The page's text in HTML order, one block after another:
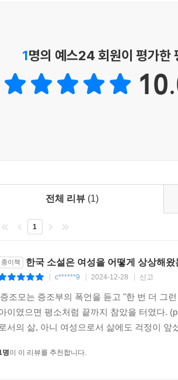
언급한 장남수, 석정남, 송효순의 수기는 모
나 이에 부적합하거나 미달되는 존재, 누락된
면 여기서 대체 새로운 시대란 무엇인가?
니스트와 페미니즘의 부상, 젠더 권력적 관
나 혹은 주변 인물이 갑자기 그런 질문을 하
만들어진 듯한’ 인물 배치는 이러한 심증을
「7장 90년대식(式) 연애, 90년대산(産) 사
은 자율성이 더 많이 허락된 남성적 주체의
와 싸워가는 가운데 이루어지는” 성장이어
걸출한 ‘장녀 성장 서사’의 탄생이다.
대 이후 여성들이 1980년대, 1990년대,
서는 박완서의 《도시의 흉년》을 통해
했는가 확인한다. 3장에서는 대중소설인 《
했는지 그 이중적 양상을 읽는다. 이렇듯
5장은 1980년대 소설을 다룬다. 4장은 이
과 여성 인권 향상의 흐름을 위협으로 받아
부터 벗어났는지 짚는다. 5장에서는 김향
을 살펴보고 이를 중산층 가정의 정치성 차원
의 시기였던 1990년대를 다룬 6장과 7장은
1명의 예스24 회원이 평가한
전체 리뷰 (1)
1
종이책 한국 소설은 여성을 어떻게 상상해왔
c******9 2024-12-28 신고
조모는 증조부의 폭언을 듣고 "한 번 더 그
이였으면 평소처럼 끝까지 참았을 터였다.
로서의 삶, 아니 여성으로서 삶에도 걱정이
명이 이 리뷰를 추천합니다.